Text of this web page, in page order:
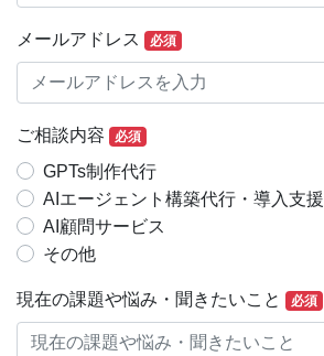
メールアドレス 必須
ご相談内容 必須
GPTs制作代行
AIエージェント構築代行・導入支援
AI顧問サービス
その他
現在の課題や悩み・聞きたいこと 必須